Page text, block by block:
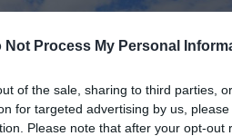
Not Process My Personal
of the sale, sharing to third parties,
for targeted advertising by us,
Please note that after your opt-out